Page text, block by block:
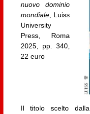
nuovo dominio
mondiale, Luiss
University
Press, Roma
2025, pp. 340,
22 euro
Il titolo scelto